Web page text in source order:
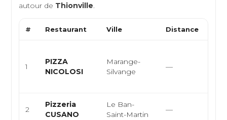
autour de Thionville.
# Restaurant Ville Distance
1
PIZZA
NICOLOSI
Marange-
Silvange
—
2
Pizzeria
CUSANO
Le Ban-
Saint-Martin
—